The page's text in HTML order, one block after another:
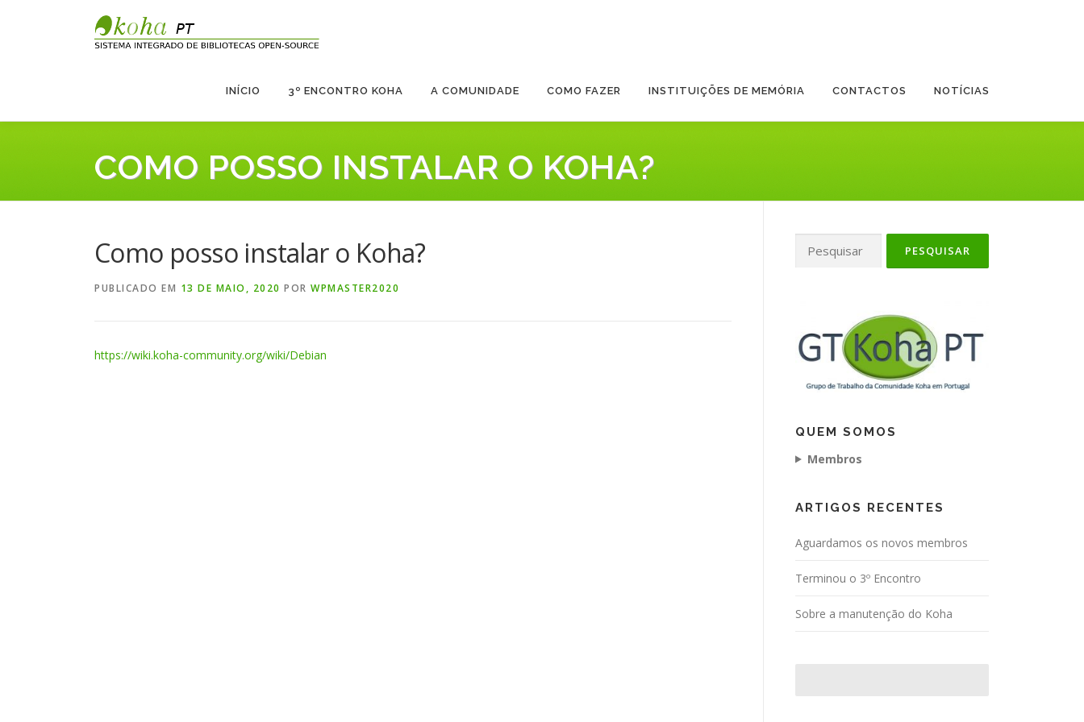
INÍCIO 3º ENCONTRO KOHA A COMUNIDADE COMO FAZER INSTITUIÇÕES DE MEMÓRIA CONTACTOS NOTÍCIAS
COMO POSSO INSTALAR O KOHA?
Como posso instalar o Koha?
PUBLICADO EM 13 DE MAIO, 2020 POR WPMASTER2020
https://wiki.koha-community.org/wiki/Debian
por:
QUEM SOMOS
Membros
ARTIGOS RECENTES
Aguardamos os novos membros
Terminou o 3º Encontro
Sobre a manutenção do Koha